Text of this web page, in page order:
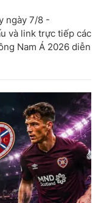
ngày 7/8 -
và link trực tiếp các
Nam Á 2026 diễn